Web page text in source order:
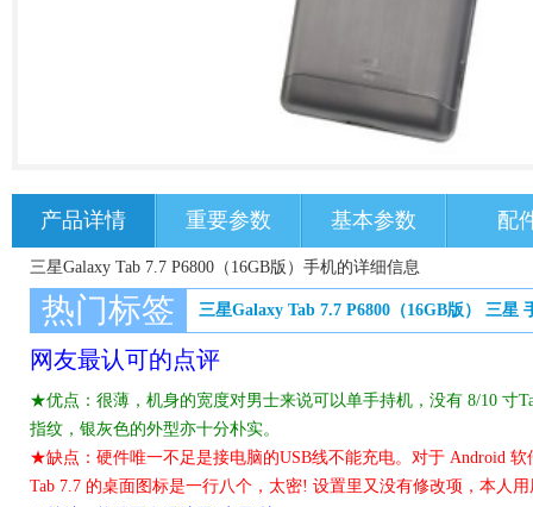
产品详情 重要参数 基本参数 配
三星Galaxy Tab 7.7 P6800（16GB版）手机的详细信息
热门标签 三星Galaxy Tab 7.7 P6800（16GB版） 三星
网友最认可的点评
★优点：很薄，机身的宽度对男士来说可以单手持机，没有 8/10 寸
指纹，银灰色的外型亦十分朴实。
★缺点：硬件唯一不足是接电脑的USB线不能充电。对于 Android
Tab 7.7 的桌面图标是一行八个，太密! 设置里又没有修改项，本人